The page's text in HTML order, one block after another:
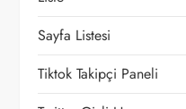
s
i
Sayfa Listesi
Tiktok Takipçi Paneli